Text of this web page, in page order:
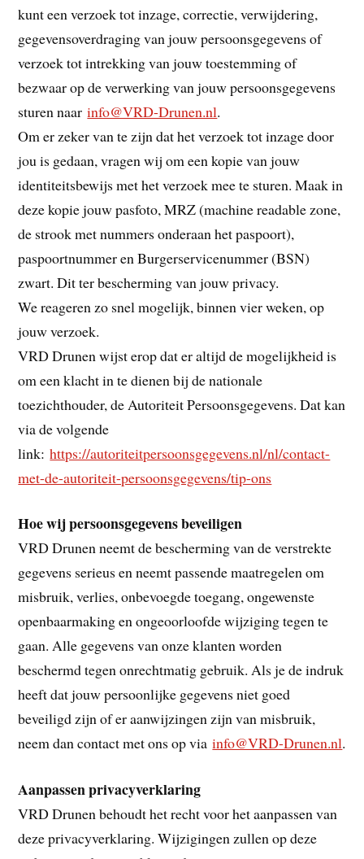
kunt een verzoek tot inzage, correctie, verwijdering,
gegevensoverdraging van jouw persoonsgegevens of
verzoek tot intrekking van jouw toestemming of
bezwaar op de verwerking van jouw persoonsgegevens
sturen naarinfo@VRD-Drunen.nl.
Om er zeker van te zijn dat het verzoek tot inzage door
jou is gedaan, vragen wij om een kopie van jouw
identiteitsbewijs met het verzoek mee te sturen. Maak in
deze kopie jouw pasfoto, MRZ (machine readable zone,
de strook met nummers onderaan het paspoort),
paspoortnummer en Burgerservicenummer (BSN)
zwart. Dit ter bescherming van jouw privacy.
We reageren zo snel mogelijk, binnen vier weken, op
jouw verzoek.
VRD Drunen wijst erop dat er altijd de mogelijkheid is
om een klacht in te dienen bij de nationale
toezichthouder, de Autoriteit Persoonsgegevens. Dat kan
via de volgende
link:https://autoriteitpersoonsgegevens.nl/nl/contact-
met-de-autoriteit-persoonsgegevens/tip-ons
Hoe wij persoonsgegevens beveiligen
VRD Drunen neemt de bescherming van de verstrekte
gegevens serieus en neemt passende maatregelen om
misbruik, verlies, onbevoegde toegang, ongewenste
openbaarmaking en ongeoorloofde wijziging tegen te
gaan. Alle gegevens van onze klanten worden
beschermd tegen onrechtmatig gebruik. Als je de indruk
heeft dat jouw persoonlijke gegevens niet goed
beveiligd zijn of er aanwijzingen zijn van misbruik,
neem dan contact met ons op viainfo@VRD-Drunen.nl.
Aanpassen privacyverklaring
VRD Drunen behoudt het recht voor het aanpassen van
deze privacyverklaring. Wijzigingen zullen op deze